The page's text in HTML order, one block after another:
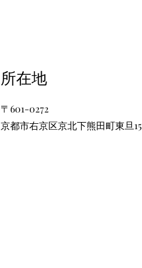
​所在地
〒601-0272
京都市右京区京北下熊田町東旦15